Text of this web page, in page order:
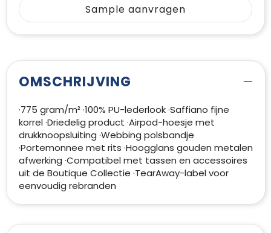
Sample aanvragen
OMSCHRIJVING
·775 gram/m² ·100% PU-lederlook ·Saffiano fijne
korrel ·Driedelig product ·Airpod-hoesje met
drukknoopsluiting ·Webbing polsbandje
·Portemonnee met rits ·Hoogglans gouden metalen
afwerking ·Compatibel met tassen en accessoires
uit de Boutique Collectie ·TearAway-label voor
eenvoudig rebranden